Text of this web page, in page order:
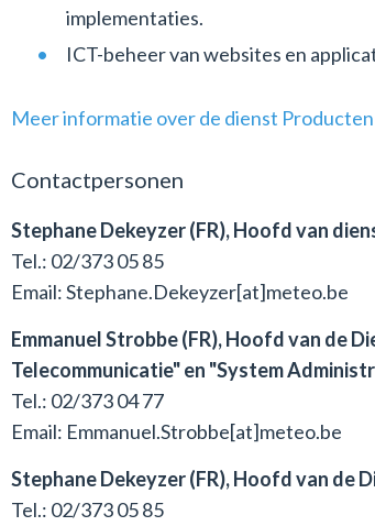
implementaties.
ICT-beheer van websites en
Meer informatie over de dienst
Contactpersonen
Stephane Dekeyzer (FR), Hoofd van
Tel.: 02/373 05 85
Email: Stephane.Dekeyzer[at]meteo.be
Emmanuel Strobbe (FR), Hoofd van de
Telecommunicatie" en "System
Tel.: 02/373 04 77
Email: Emmanuel.Strobbe[at]meteo.be
Stephane Dekeyzer (FR), Hoofd van de
Tel.: 02/373 05 85